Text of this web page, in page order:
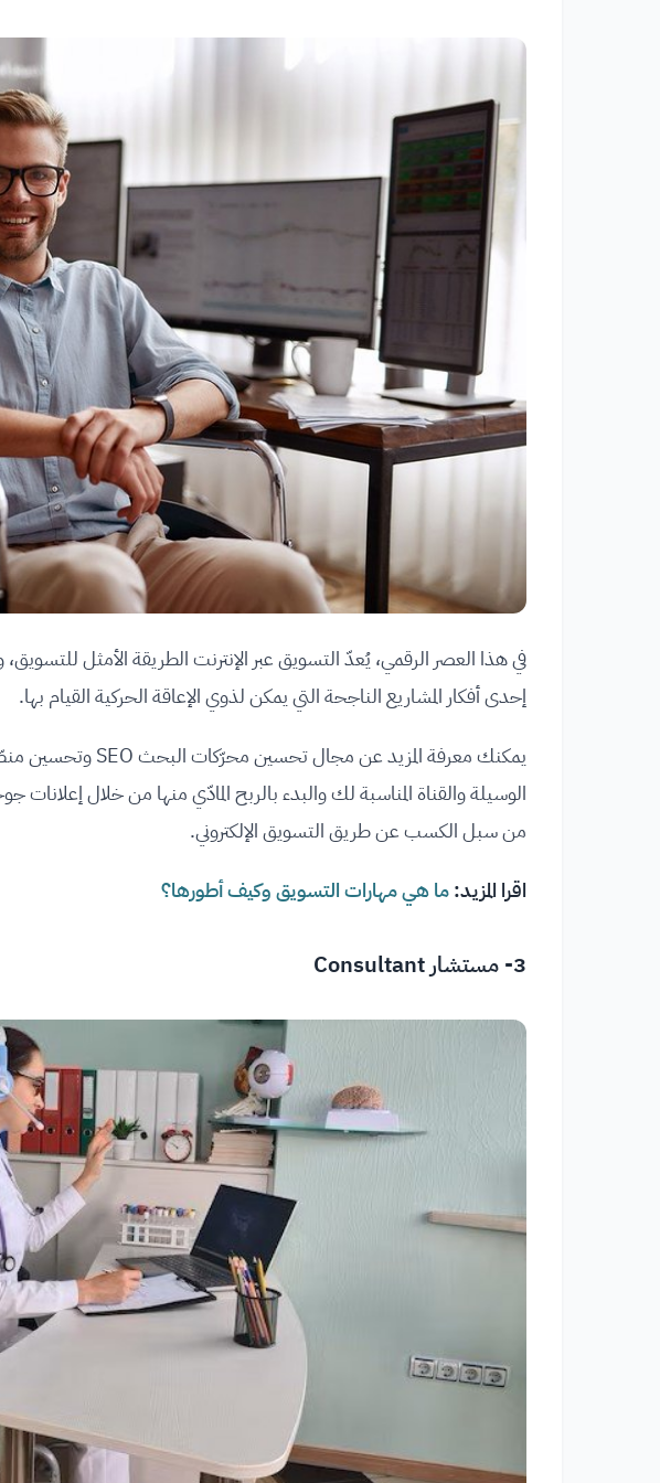
في هذا العصر الرقمي، يُعدّ التسويق عبر الإنترنت الطريقة الأمثل
إحدى أفكار المشاريع الناجحة التي يمكن لذوي الإعاقة الحركية القيام بها.
من سبل الكسب عن طريق التسويق الإلكتروني.
اقرا المزيد:ما هي مهارات التسويق وكيف أطورها؟
3- مستشار Consultant